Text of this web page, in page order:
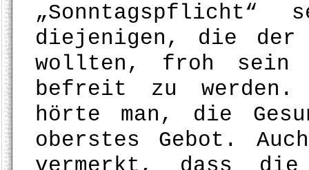
diejenigen, die der
wollten, froh sein
befreit zu werden.
hörte man, die
oberstes Gebot.